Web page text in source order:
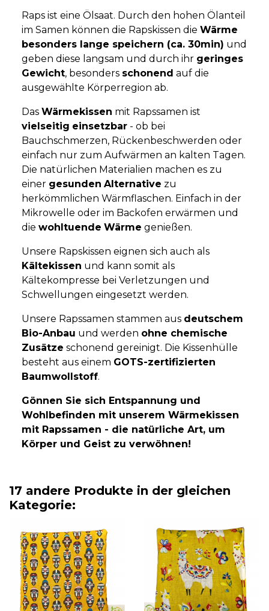
Raps ist eine Ölsaat. Durch den hohen Ölanteil
im Samen können die Rapskissen die Wärme
besonders lange speichern (ca. 30min) und
geben diese langsam und durch ihr geringes
Gewicht, besonders schonend auf die
ausgewählte Körperregion ab.
Das Wärmekissen mit Rapssamen ist
vielseitig einsetzbar - ob bei
Bauchschmerzen, Rückenbeschwerden oder
einfach nur zum Aufwärmen an kalten Tagen.
Die natürlichen Materialien machen es zu
einer gesunden Alternative zu
herkömmlichen Wärmflaschen. Einfach in der
Mikrowelle oder im Backofen erwärmen und
die wohltuende Wärme genießen.
Unsere Rapskissen eignen sich auch als
Kältekissen und kann somit als
Kältekompresse bei Verletzungen und
Schwellungen eingesetzt werden.
Unsere Rapssamen stammen aus deutschem
Bio-Anbau und werden ohne chemische
Zusätze schonend gereinigt. Die Kissenhülle
besteht aus einem GOTS-zertifizierten
Baumwollstoff.
Gönnen Sie sich Entspannung und
Wohlbefinden mit unserem Wärmekissen
mit Rapssamen - die natürliche Art, um
Körper und Geist zu verwöhnen!
17 andere Produkte in der gleichen
Kategorie: